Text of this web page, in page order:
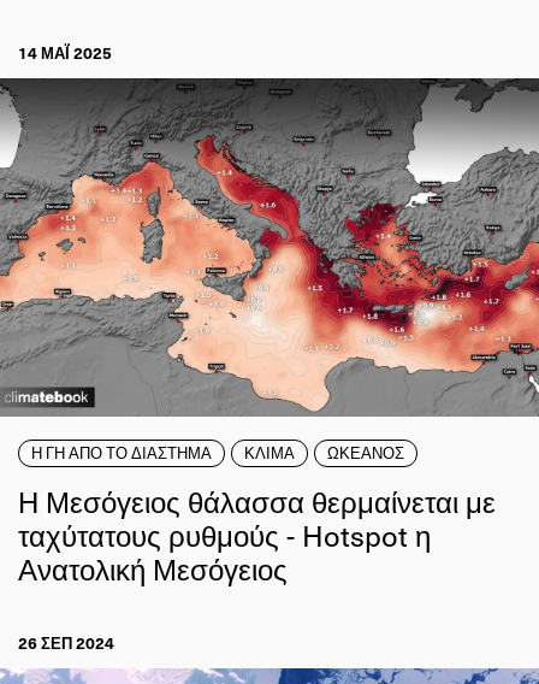
14 ΜΑΪ́ 2025
Η ΓΗ ΑΠΟ ΤΟ ΔΙΑΣΤΗΜΑ ΚΛΙΜΑ ΩΚΕΑΝΟΣ
Η Μεσόγειος θάλασσα θερμαίνεται με
ταχύτατους ρυθμούς - Hotspot η
Ανατολική Μεσόγειος
26 ΣΕΠ 2024